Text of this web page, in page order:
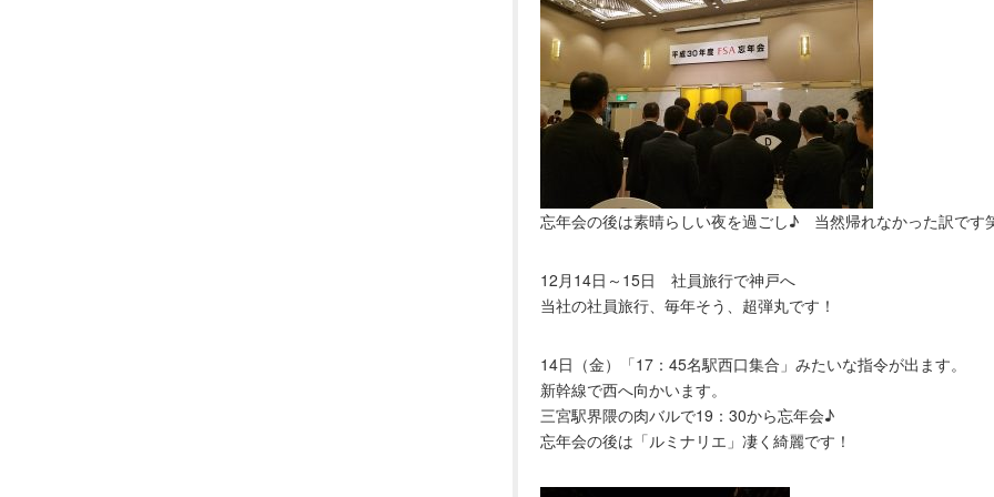
忘年会の後は素晴らしい夜を過ごし♪ 当然帰れなかった訳です
12月14日～15日 社員旅行で神戸へ
当社の社員旅行、毎年そう、超弾丸です！
14日（金）「17：45名駅西口集合」みたいな指令が出ます。
新幹線で西へ向かいます。
三宮駅界隈の肉バルで19：30から忘年会♪
忘年会の後は「ルミナリエ」凄く綺麗です！